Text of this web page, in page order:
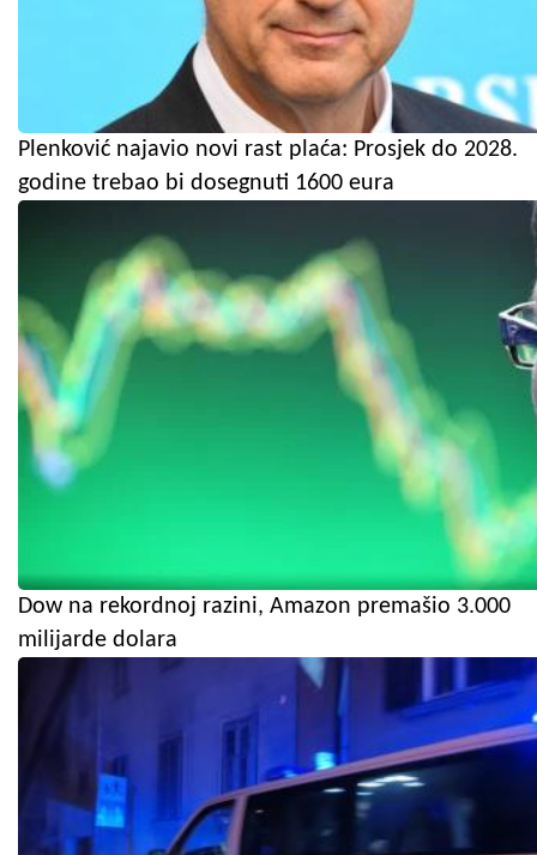
Plenković najavio novi rast plaća: Prosjek do 2028.
godine trebao bi dosegnuti 1600 eura
Dow na rekordnoj razini, Amazon premašio 3.000
milijarde dolara